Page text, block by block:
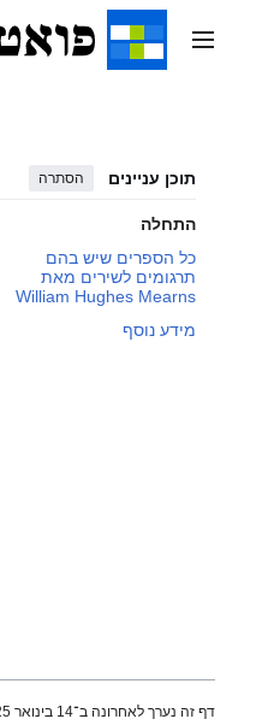
תפריט ראשי
תוכן עניינים הסתרה
התחלה
כל הספרים שיש בהם
תרגומים לשירים מאת
William Hughes Mearns
מידע נוסף
דף זה נערך לאחרונה ב־14 בינואר 2025, בשעה 14:45.